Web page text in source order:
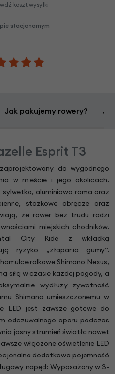
koszt wysyłki
stacjonarnym
Jak pakujemy rowery?
Esprit T3
zaprojektowany do wygodnego
w mieście i jego okolicach.
aluminiowa rama oraz
stożkowe obręcze oraz
że rower bez trudu radzi
miejskich chodników.
City Ride z wkładką
ryzyko „złapania gumy”.
rolkowe Shimano Nexus,
siłą w czasie każdej pogody, a
wydłuży żywotność
Shimano umieszczonemu w
LED jest zawsze gotowe do
odczuwalnego oporu podczas
jasny strumień światła nawet
włączone oświetlenie LED
dodatkowa pojemność
napęd: Wyposażony w 3-